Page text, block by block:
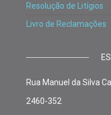
Resolução de Litígios
Livro de Reclamações
Rua Manuel da Silva
2460-352